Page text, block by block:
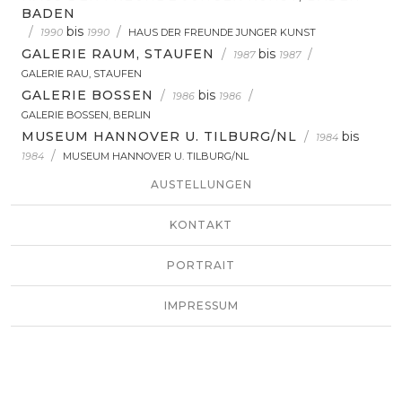
BADEN
/
1990 bis 1990 / HAUS DER FREUNDE JUNGER KUNST
GALERIE RAUM, STAUFEN / 1987 bis 1987 /
GALERIE RAU, STAUFEN
GALERIE BOSSEN / 1986 bis 1986 /
GALERIE BOSSEN, BERLIN
MUSEUM HANNOVER U. TILBURG/NL / 1984 bis
1984 / MUSEUM HANNOVER U. TILBURG/NL
AUSTELLUNGEN
KONTAKT
PORTRAIT
IMPRESSUM